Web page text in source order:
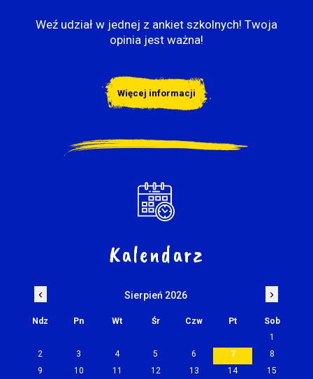
Weź udział w jednej z ankiet szkolnych! Twoja
opinia jest ważna!
Więcej informacji
Kalendarz
‹ Sierpień 2026 ›
Ndz Pn Wt Śr Czw Pt
Sob
1
2
3 4 5 6 7
8
9
10 11 12 13 14
15